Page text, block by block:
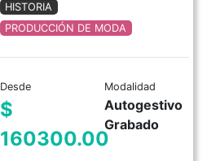
HISTORIA
PRODUCCIÓN DE MODA
Desde
$
160300.00
Modalidad
Autogestivo
Grabado